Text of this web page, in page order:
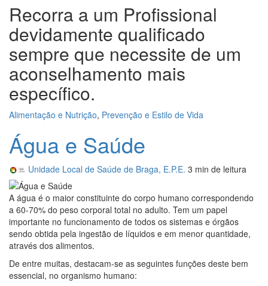
Recorra a um Profissional
devidamente qualificado
sempre que necessite de um
aconselhamento mais
específico.
Alimentação e Nutrição, Prevenção e Estilo de Vida
Água e Saúde
Unidade Local de Saúde de Braga, E.P.E. 3 min de leitura
A água é o maior constituinte do corpo humano correspondendo
a 60-70% do peso corporal total no adulto. Tem um papel
importante no funcionamento de todos os sistemas e órgãos
sendo obtida pela ingestão de líquidos e em menor quantidade,
através dos alimentos.
De entre muitas, destacam-se as seguintes funções deste bem
essencial, no organismo humano: